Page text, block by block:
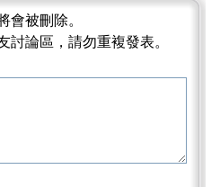
會被刪除。
討論區，請勿重複發表。